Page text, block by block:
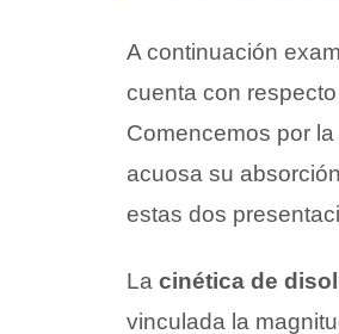
A continuación
cuenta con
Comencemos por la
acuosa su
estas dos
La cinética de
vinculada la